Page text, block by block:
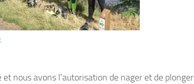
nous avons l’autorisation de nager et de plonger